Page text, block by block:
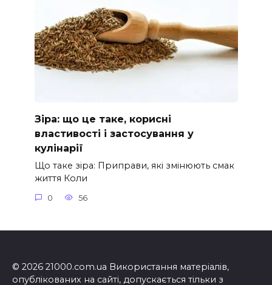
Зіра: що це таке, корисні
властивості і застосування у
кулінарії
Що таке зіра: Приправи, які змінюють смак
життя Коли
0 56
© 2026 21000.com.ua Використання матеріалів,
опублікованих на сайті, допускається тільки з